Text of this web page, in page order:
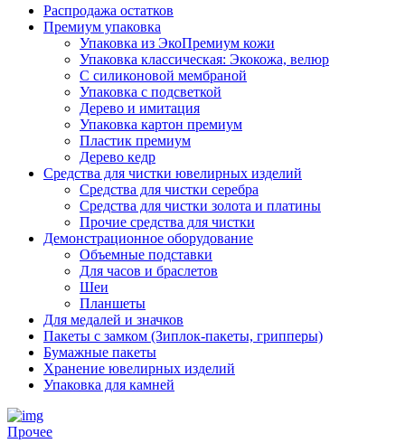
Распродажа остатков
Премиум упаковка
Упаковка из ЭкоПремиум кожи
Упаковка классическая: Экокожа, велюр
С силиконовой мембраной
Упаковка с подсветкой
Дерево и имитация
Упаковка картон премиум
Пластик премиум
Дерево кедр
Средства для чистки ювелирных изделий
Средства для чистки серебра
Средства для чистки золота и платины
Прочие средства для чистки
Демонстрационное оборудование
Объемные подставки
Для часов и браслетов
Шеи
Планшеты
Для медалей и значков
Пакеты с замком (Зиплок-пакеты, грипперы)
Бумажные пакеты
Хранение ювелирных изделий
Упаковка для камней
Прочее